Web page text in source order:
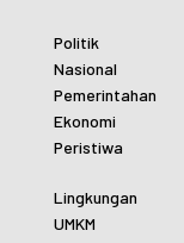
Politik
Nasional
Pemerintahan
Ekonomi
Peristiwa
Lingkungan
UMKM